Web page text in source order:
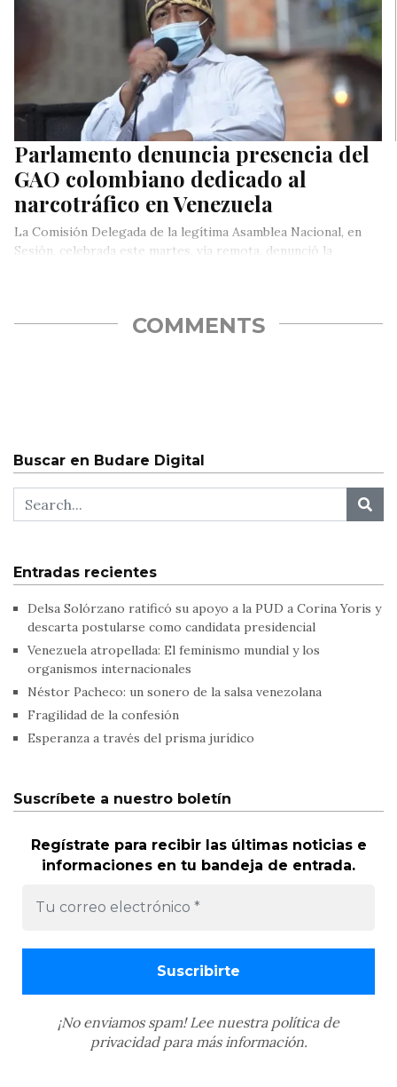
Parlamento denuncia presencia del
GAO colombiano dedicado al
narcotráfico en Venezuela
La Comisión Delegada de la legítima Asamblea Nacional, en
Sesión, celebrada este martes, vía remota, denunció la
COMMENTS
Buscar en Budare Digital
Entradas recientes
Delsa Solórzano ratificó su apoyo a la PUD a Corina Yoris y
descarta postularse como candidata presidencial
Venezuela atropellada: El feminismo mundial y los
organismos internacionales
Néstor Pacheco: un sonero de la salsa venezolana
Fragilidad de la confesión
Esperanza a través del prisma jurídico
Suscríbete a nuestro boletín
Regístrate para recibir las últimas noticias e
informaciones en tu bandeja de entrada.
¡No enviamos spam! Lee nuestra política de
privacidadpara más información.